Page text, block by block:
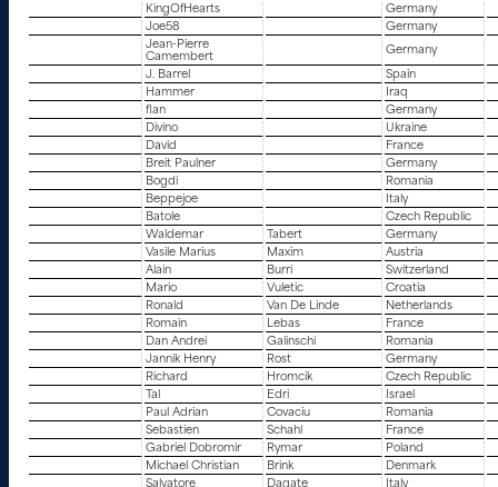
KingOfHearts
Germany
Joe58
Germany
Jean-Pierre
Camembert
Germany
J. Barrel
Spain
Hammer
Iraq
flan
Germany
Divino
Ukraine
David
France
Breit Paulner
Germany
Bogdi
Romania
Beppejoe
Italy
Batole
Czech Republic
Waldemar
Tabert
Germany
Vasile Marius
Maxim
Austria
Alain
Burri
Switzerland
Mario
Vuletic
Croatia
Ronald
Van De Linde
Netherlands
Romain
Lebas
France
Dan Andrei
Galinschi
Romania
Jannik Henry
Rost
Germany
Richard
Hromcik
Czech Republic
Tal
Edri
Israel
Paul Adrian
Covaciu
Romania
Sebastien
Schahl
France
Gabriel Dobromir
Rymar
Poland
Michael Christian
Brink
Denmark
Salvatore
Dagate
Italy